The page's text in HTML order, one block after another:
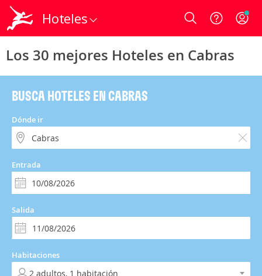
Hoteles Login
Los 30 mejores Hoteles en Cabras
BUSCA HOTELES EN CABRAS
Dónde ir
Entrada
Salida
Habitaciones